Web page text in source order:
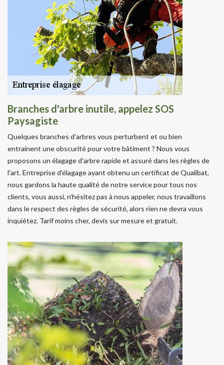
Branches d'arbre inutile, appelez SOS
Paysagiste
Quelques branches d'arbres vous perturbent et ou bien
entrainent une obscurité pour votre bâtiment ? Nous vous
proposons un élagage d'arbre rapide et assuré dans les règles de
l'art. Entreprise d'élagage ayant obtenu un certificat de Qualibat,
nous gardons la haute qualité de notre service pour tous nos
clients, vous aussi, n'hésitez pas à nous appeler, nous travaillons
dans le respect des règles de sécurité, alors rien ne devra vous
inquiétez. Tarif moins cher, devis sur mesure et gratuit.